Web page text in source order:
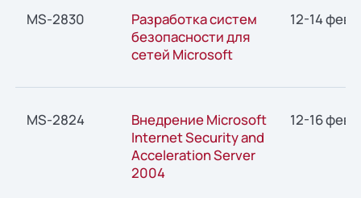
MS-2830
Разработка систем
безопасности для
сетей Microsoft
12-14
MS-2824
Внедрение Microsoft
Internet Security and
Acceleration Server
2004
12-16